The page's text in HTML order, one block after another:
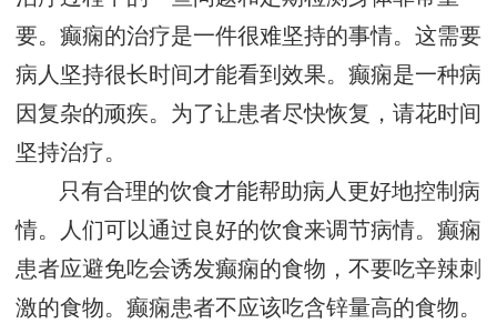
要。癫痫的治疗是一件很难坚持的事情。这需要
病人坚持很长时间才能看到效果。癫痫是一种病
因复杂的顽疾。为了让患者尽快恢复，请花时间
坚持治疗。
只有合理的饮食才能帮助病人更好地控制病
情。人们可以通过良好的饮食来调节病情。癫痫
患者应避免吃会诱发癫痫的食物，不要吃辛辣刺
激的食物。癫痫患者不应该吃含锌量高的食物。